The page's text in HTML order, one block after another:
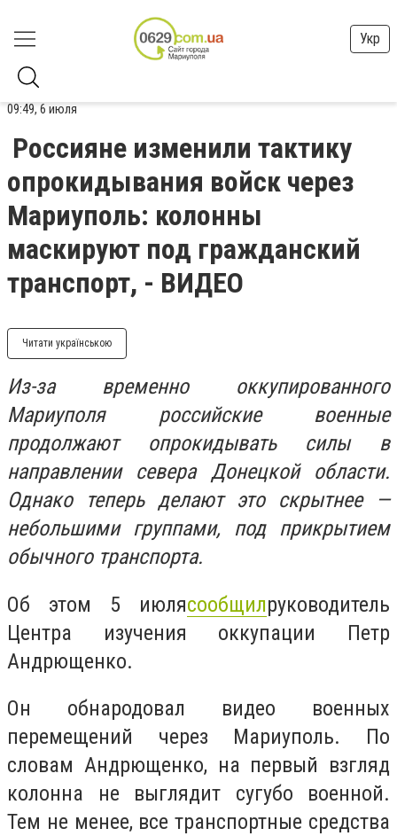
Укр
09:49, 6 июля
Россияне изменили тактику
опрокидывания войск через
Мариуполь: колонны
маскируют под гражданский
транспорт, - ВИДЕО
Читати українською
Из-за временно оккупированного
Мариуполя российские военные
продолжают опрокидывать силы в
направлении севера Донецкой области.
Однако теперь делают это скрытнее —
небольшими группами, под прикрытием
обычного транспорта.
Об этом 5 июлясообщилруководитель
Центра изучения оккупации Петр
Андрющенко.
Он обнародовал видео военных
перемещений через Мариуполь. По
словам Андрющенко, на первый взгляд
колонна не выглядит сугубо военной.
Тем не менее, все транспортные средства